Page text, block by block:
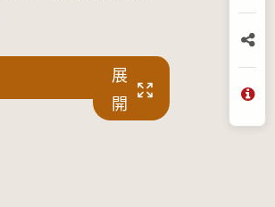
展
開
分